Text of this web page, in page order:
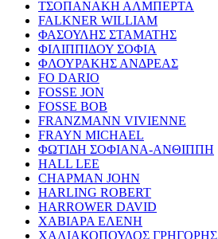
ΤΣΟΠΑΝΑΚΗ ΑΛΜΠΕΡΤΑ
FALKNER WILLIAM
ΦΑΣΟΥΛΗΣ ΣΤΑΜΑΤΗΣ
ΦΙΛΙΠΠΙΔΟΥ ΣΟΦΙΑ
ΦΛΟΥΡΑΚΗΣ ΑΝΔΡΕΑΣ
FO DARIO
FOSSE JON
FOSSE BOB
FRANZMANN VIVIENNE
FRAYN MICHAEL
ΦΩΤΙΔΗ ΣΟΦΙΑΝΑ-ΑΝΘΙΠΠΗ
HALL LEE
CHAPMAN JOHN
HARLING ROBERT
HARROWER DAVID
ΧΑΒΙΑΡΑ ΕΛΕΝΗ
ΧΑΛΙΑΚΟΠΟΥΛΟΣ ΓΡΗΓΟΡΗΣ